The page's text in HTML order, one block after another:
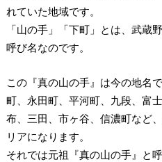
れていた地域です。
「山の手」「下町」とは、武蔵
呼び名なのです。
この『真の山の手』は今の地名
町、永田町、平河町、九段、富
布、三田、市ヶ谷、信濃町など、
リアになります。
それでは元祖『真の山の手』と